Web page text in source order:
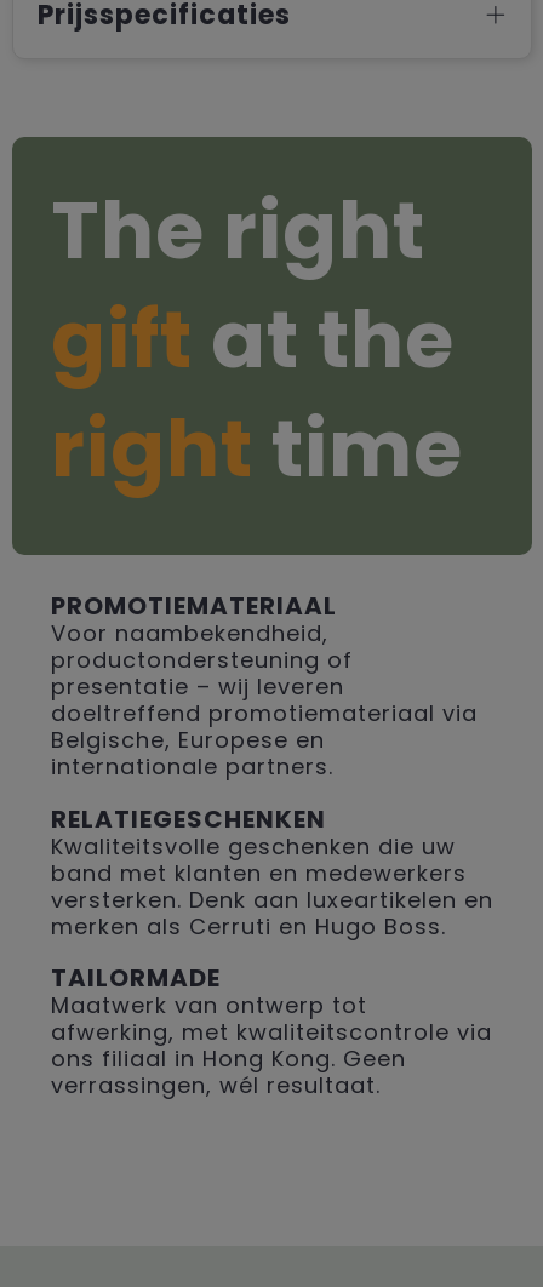
Prijsspecificaties
The right
gift at the
right time
PROMOTIEMATERIAAL
Voor naambekendheid,
productondersteuning of
presentatie – wij leveren
doeltreffend promotiemateriaal via
Belgische, Europese en
internationale partners.
RELATIEGESCHENKEN
Kwaliteitsvolle geschenken die uw
band met klanten en medewerkers
versterken. Denk aan luxeartikelen en
merken als Cerruti en Hugo Boss.
TAILORMADE
Maatwerk van ontwerp tot
afwerking, met kwaliteitscontrole via
ons filiaal in Hong Kong. Geen
verrassingen, wél resultaat.